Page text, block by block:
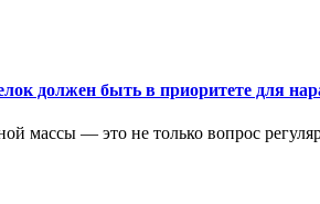
должен быть в приоритете для
массы — это не только вопрос